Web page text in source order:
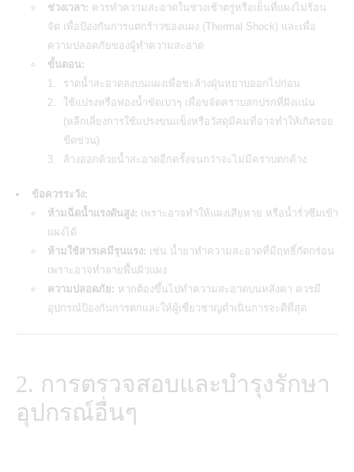
ช่วงเวลา: ควรทำความสะอาดในช่วงเช้าตรู่หรือเย็นที่แผงไม่ร้อน
จัด เพื่อป้องกันการแตกร้าวของแผง (Thermal Shock) และเพื่อ
ความปลอดภัยของผู้ทำความสะอาด
ขั้นตอน:
ราดน้ำสะอาดลงบนแผงเพื่อชะล้างฝุ่นหยาบออกไปก่อน
ใช้แปรงหรือฟองน้ำขัดเบาๆ เพื่อขจัดคราบสกปรกที่ฝังแน่น
(หลีกเลี่ยงการใช้แปรงขนแข็งหรือวัสดุมีคมที่อาจทำให้เกิดรอย
ขีดข่วน)
ล้างออกด้วยน้ำสะอาดอีกครั้งจนกว่าจะไม่มีคราบตกค้าง
ข้อควรระวัง:
ห้ามฉีดน้ำแรงดันสูง: เพราะอาจทำให้แผงเสียหาย หรือน้ำรั่วซึมเข้า
แผงได้
ห้ามใช้สารเคมีรุนแรง: เช่น น้ำยาทำความสะอาดที่มีฤทธิ์กัดกร่อน
เพราะอาจทำลายพื้นผิวแผง
ความปลอดภัย: หากต้องขึ้นไปทำความสะอาดบนหลังคา ควรมี
อุปกรณ์ป้องกันการตกและให้ผู้เชี่ยวชาญดำเนินการจะดีที่สุด
2. การตรวจสอบและบำรุงรักษา
อุปกรณ์อื่นๆ